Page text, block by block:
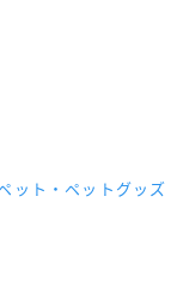
ット・ペットグッズ